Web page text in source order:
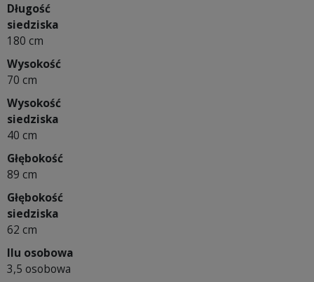
Długość
siedziska
180 cm
Wysokość
70 cm
Wysokość
siedziska
40 cm
Głębokość
89 cm
Głębokość
siedziska
62 cm
Ilu osobowa
3,5 osobowa